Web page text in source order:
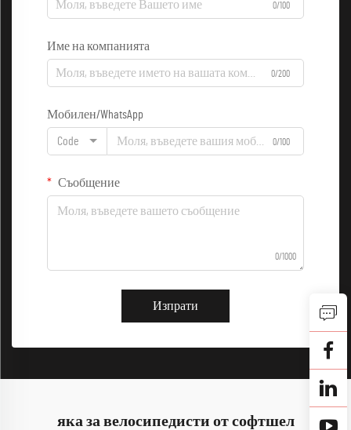
0/100
Име на компанията
0/200
Мобилен/WhatsApp
Code 0/100
Съобщение
0/1000
Изпрати
яка за велосипедисти от софтшел